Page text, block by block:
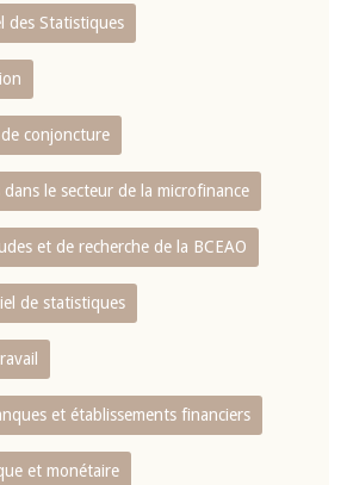
des Statistiques
conjoncture
dans le secteur de la microfinance
et de recherche de la BCEAO
de statistiques
et établissements financiers
et monétaire